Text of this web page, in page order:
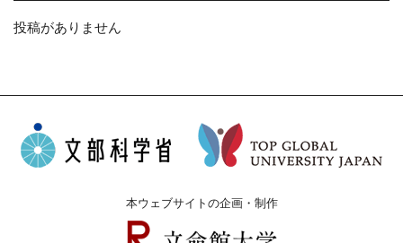
投稿がありません
本ウェブサイトの企画・制作